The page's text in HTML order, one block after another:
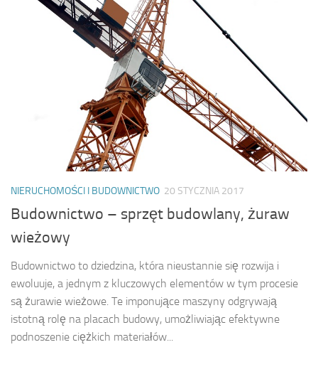
NIERUCHOMOŚCI I BUDOWNICTWO 20 STYCZNIA 2017
Budownictwo – sprzęt budowlany, żuraw
wieżowy
Budownictwo to dziedzina, która nieustannie się rozwija i
ewoluuje, a jednym z kluczowych elementów w tym procesie
są żurawie wieżowe. Te imponujące maszyny odgrywają
istotną rolę na placach budowy, umożliwiając efektywne
podnoszenie ciężkich materiałów...